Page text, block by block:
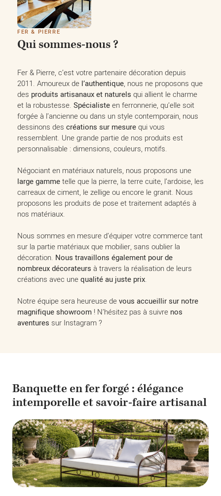
FER & PIERRE
Qui sommes-nous ?
Fer & Pierre, c’est votre partenaire décoration depuis
2011. Amoureux de l’authentique, nous ne proposons que
des produits artisanaux et naturels qui allient le charme
et la robustesse. Spécialisteen ferronnerie, qu’elle soit
forgée à l’ancienne ou dans un style contemporain, nous
dessinons des créations sur mesurequi vous
ressemblent. Une grande partie de nos produits est
personnalisable : dimensions, couleurs, motifs.
Négociant en matériaux naturels, nous proposons une
large gammetelle que la pierre, la terre cuite, l’ardoise, les
carreaux de ciment, le zellige ou encore le granit. Nous
proposons les produits de pose et traitement adaptés à
nos matériaux.
Nous sommes en mesure d’équiper votre commerce tant
sur la partie matériaux que mobilier, sans oublier la
décoration. Nous travaillons également pour de
nombreux décorateurs à travers la réalisation de leurs
créations avec unequalité au juste prix.
Notre équipe sera heureuse devous accueillir sur notre
magnifique showroom ! N’hésitez pas à suivre nos
aventures sur Instagram ?
Banquette en fer forgé : élégance
intemporelle et savoir-faire artisanal